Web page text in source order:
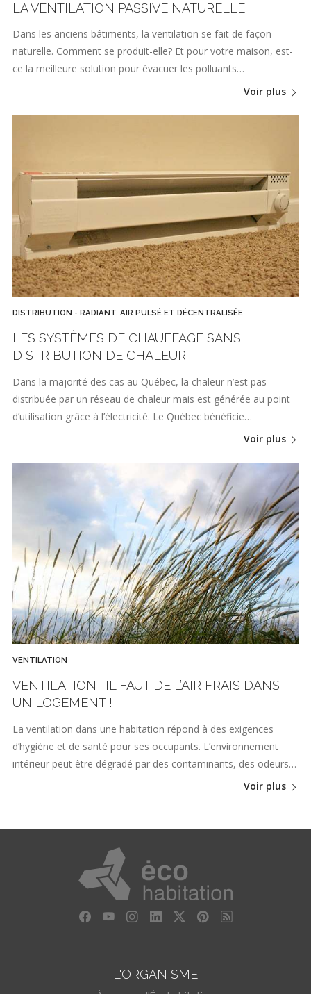
LA VENTILATION PASSIVE NATURELLE
Dans les anciens bâtiments, la ventilation se fait de façon
naturelle. Comment se produit-elle? Et pour votre maison, est-
ce la meilleure solution pour évacuer les polluants…
Voir plus
DISTRIBUTION - RADIANT, AIR PULSÉ ET DÉCENTRALISÉE
LES SYSTÈMES DE CHAUFFAGE SANS
DISTRIBUTION DE CHALEUR
Dans la majorité des cas au Québec, la chaleur n’est pas
distribuée par un réseau de chaleur mais est générée au point
d’utilisation grâce à l’électricité. Le Québec bénéficie…
Voir plus
VENTILATION
VENTILATION : IL FAUT DE L’AIR FRAIS DANS
UN LOGEMENT !
La ventilation dans une habitation répond à des exigences
d’hygiène et de santé pour ses occupants. L’environnement
intérieur peut être dégradé par des contaminants, des odeurs…
Voir plus
L'ORGANISME